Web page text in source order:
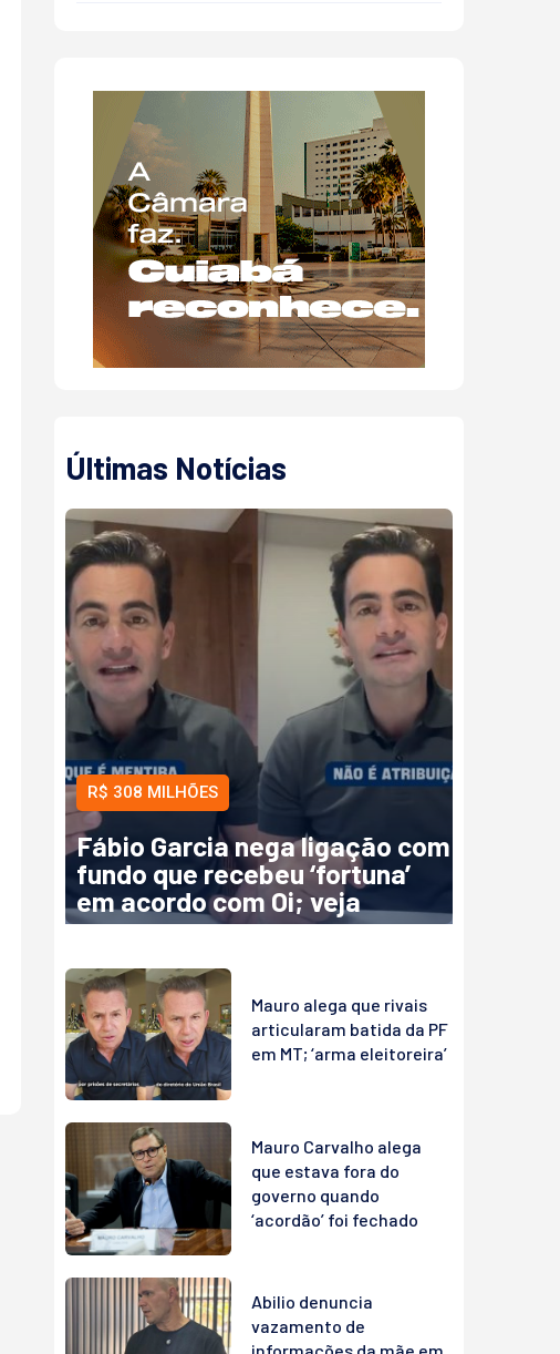
Últimas Notícias
R$ 308 MILHÕES
Fábio Garcia nega ligação com
fundo que recebeu ‘fortuna’
em acordo com Oi; veja
Mauro alega que rivais
articularam batida da PF
em MT; ‘arma eleitoreira’
Mauro Carvalho alega
que estava fora do
governo quando
‘acordão’ foi fechado
Abilio denuncia
vazamento de